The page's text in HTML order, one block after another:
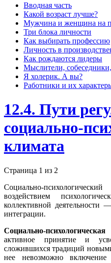
Вводная часть
Какой возраст лучше?
Мужчина и женщина на
Три блока личности
Как выбирать профессию
Личность в
Как рождаются лидеры
Мыслители,
Я холерик. А вы?
Работники и их
12.4. Пути
социально-
климата
Страница 1 из 2
Социально-
воздействием
коллективной
интеграции.
Социально-психологическая
активное принятие и
сложившихся традиций
нее невозможно